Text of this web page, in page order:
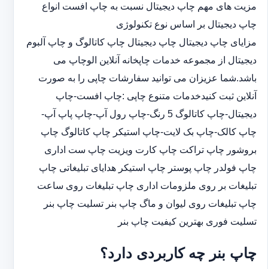
مزیت های مهم چاپ دیجیتال نسبت به چاپ افست انواع
چاپ دیجیتال بر اساس نوع تکنولوژی
مزایای چاپ دیجیتال چاپ دیجیتال چاپ کاتالوگ و چاپ آلبوم
دیجیتال از مجموعه خدمات چاپخانه آنلاین الوچاپ می
باشد.شما عزیزان می توانید سفارشات چاپی را به صورت
آنلاین ثبت کنیدخدمات متنوع چاپی :چاپ افست-چاپ
دیجیتال-چاپ کاتالوگ 5 رنگ-چاپ رول آپ-چاپ پاپ آپ-
چاپ کالک-چاپ بک لایت-چاپ استیکر چاپ کاتالوگ چاپ
بروشور چاپ تراکت چاپ کارت ویزیت چاپ ست اداری
چاپ فولدر چاپ پوستر چاپ استیکر هدایای تبلیغاتی چاپ
تبلیغات بر روی ملزومات اداری چاپ تبلیغات روی ساعت
چاپ تبلیغات روی لیوان و ماگ چاپ بنر تسلیت چاپ بنر
تسلیت فوری بهترین کیفیت چاپ بنر
چاپ بنر چه کاربردی دارد؟